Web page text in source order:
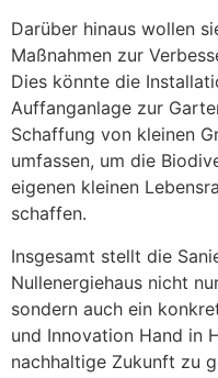
Darüber hinaus wollen
Maßnahmen zur
Dies könnte die
Auffanganlage zur
Schaffung von kleinen
umfassen, um die
eigenen kleinen
schaffen.
Insgesamt stellt die
Nullenergiehaus nicht
sondern auch ein
und Innovation Hand in
nachhaltige Zukunft zu